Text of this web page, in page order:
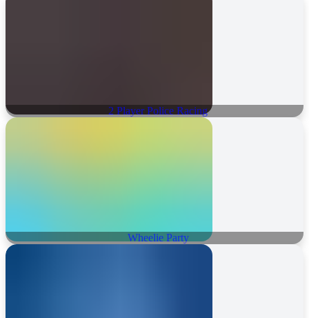
2 Player Police Racing
Wheelie Party